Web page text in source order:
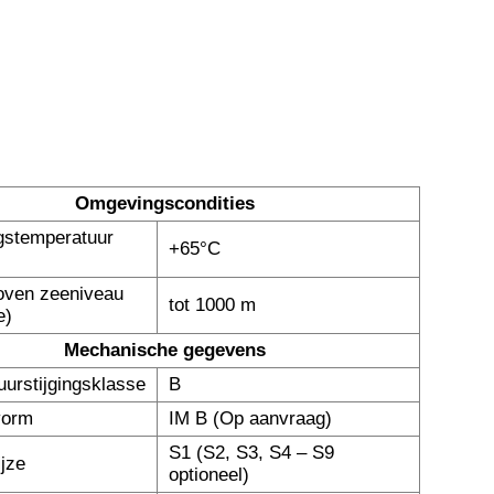
Omgevingscondities
+65°C
zeeniveau
tot 1000 m
Mechanische gegevens
B
IM B (Op aanvraag)
S1 (S2, S3, S4 – S9
optioneel)